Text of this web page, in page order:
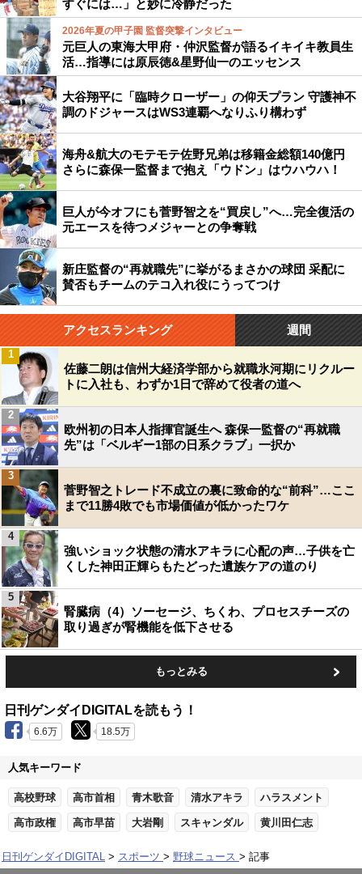
すぐには…」と妙に冷静だった
2026年夏の甲子園 監督突撃インタビュー
元巨人の東海大甲府・仲沢監督が語るイキイキ教員生
活…指導には原辰徳&星野仙一のエッセンス
大谷翔平に「臨時クローザー」の仰天プラン 守護神不
調のドジャースはWS3連覇へなりふり構わず
海舟&航大のモテモテ佐野兄弟は移籍金総額140億円
さらに森保一監督まで抱え「ウドン」はウハウハ！
巨人が今オフにも菅野智之を“買戻し”へ…完全復活の
元エースを待つメジャーとの争奪戦
新庄監督の“再就職先”に挙がるまさかの球団 采配に
賛否もチームのテコ入れ役にうってつけ
アクセスランキング 週間
佐藤二朗は信州大経済学部から就職氷河期にリクルー
トに入社も、わずか1日で辞めて役者の道へ
1
欧州初の日本人指揮官誕生へ 森保一監督の“再就職
先”は「ベルギー1部の日系クラブ」一択か
2
菅野智之トレード不成立の裏に致命的な“前科”…ここ
まで11勝4敗でも市場価値が低かったワケ
3
強いショック状態の清水アキラに心配の声…子供を亡
くした神田正輝らもたどった遺族ケアの道のり
4
腎臓病（4）ソーセージ、ちくわ、プロセスチーズの
取り過ぎが腎機能を低下させる
5
もっとみる
日刊ゲンダイDIGITALを読もう！
6.6万 18.5万
人気キーワード
高校野球 高市首相 青木歌音 清水アキラ ハラスメント
高市政権 高市早苗 大岩剛 スキャンダル 黄川田仁志
日刊ゲンダイDIGITAL スポーツ 野球ニュース 記事